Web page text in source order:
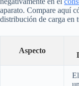
aparato. Compare aquí
distribución de carga en
Aspecto